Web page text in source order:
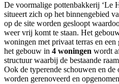
De voormalige pottenbakkerij ‘Le
situeert zich op het binnengebied
op de site worden gesloopt
weer vrij komt te staan. Het
woningen met privaat terras en
het gebouw in 4 woningen wordt
structuur waarbij de bestaande
Ook de typerende schouwen en de
worden gerenoveerd en